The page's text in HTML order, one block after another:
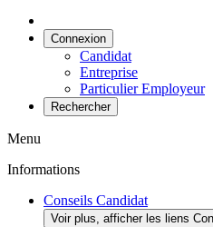
Connexion
Candidat
Entreprise
Particulier Employeur
Rechercher
Menu
Informations
Conseils Candidat
Voir plus, afficher les liens